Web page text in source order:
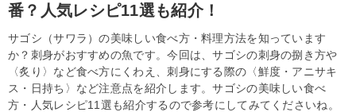
番？人気レシピ11選も紹介！
サゴシ（サワラ）の美味しい食べ方・料理方法を知っています
か？刺身がおすすめの魚です。今回は、サゴシの刺身の捌き方や
〈炙り〉など食べ方にくわえ、刺身にする際の〈鮮度・アニサキ
ス・日持ち〉など注意点を紹介します。サゴシの美味しい食べ
方・人気レシピ11選も紹介するので参考にしてみてくださいね。